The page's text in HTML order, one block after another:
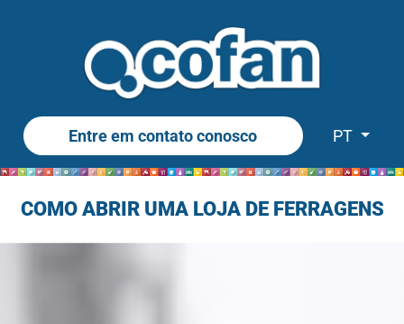
Entre em contato conosco PT
COMO ABRIR UMA LOJA DE FERRAGENS